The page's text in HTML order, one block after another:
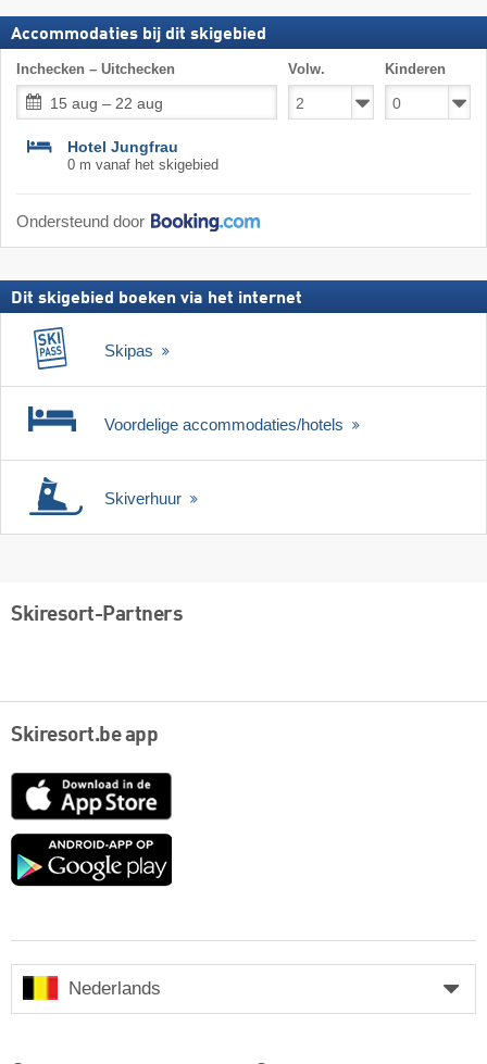
Accommodaties bij dit skigebied
Inchecken – Uitchecken
15 aug – 22 aug
Volw. Kinderen
Hotel Jungfrau
0 m vanaf het skigebied
Ondersteund door
Dit skigebied boeken via het internet
Skipas
Voordelige accommodaties/hotels
Skiverhuur
Skiresort-Partners
Skiresort.be app
Nederlands